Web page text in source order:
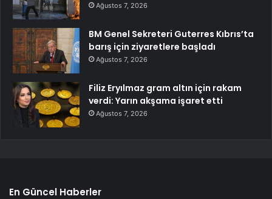
Ağustos 7, 2026
BM Genel Sekreteri Guterres Kıbrıs’ta
barış için ziyaretlere başladı
Ağustos 7, 2026
Filiz Eryılmaz gram altın için rakam
verdi: Yarın akşama işaret etti
Ağustos 7, 2026
En Güncel Haberler